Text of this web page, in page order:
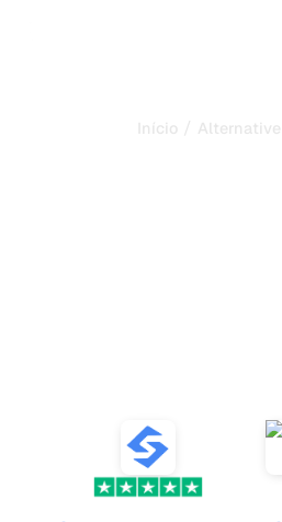
Início / Alternative